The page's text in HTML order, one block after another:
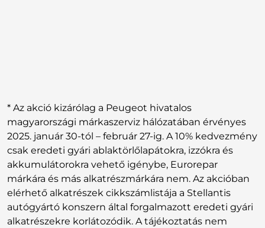
* Az akció kizárólag a Peugeot hivatalos
magyarországi márkaszerviz hálózatában érvényes
2025. január 30-tól – február 27-ig. A 10% kedvezmény
csak eredeti gyári ablaktörlőlapátokra, izzókra és
akkumulátorokra vehető igénybe, Eurorepar
márkára és más alkatrészmárkára nem. Az akcióban
elérhető alkatrészek cikkszámlistája a Stellantis
autógyártó konszern által forgalmazott eredeti gyári
alkatrészekre korlátozódik. A tájékoztatás nem